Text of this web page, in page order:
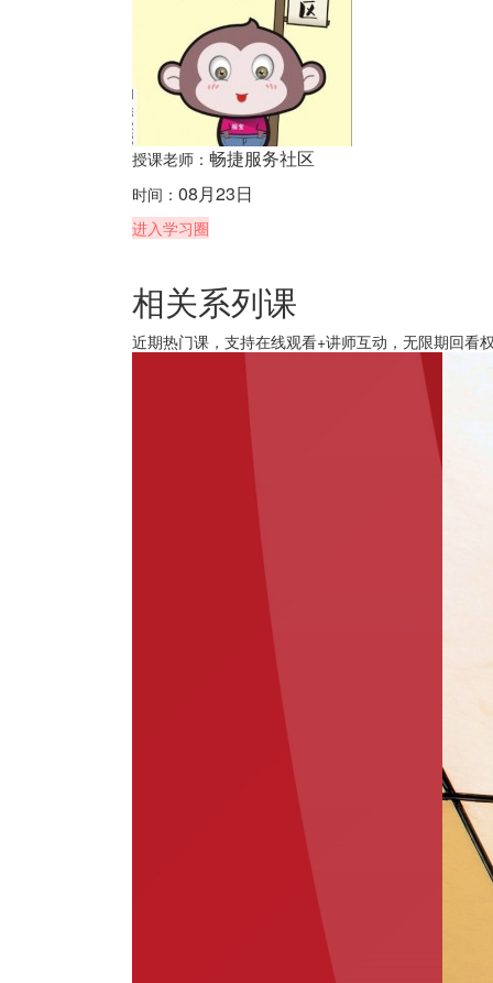
授课老师： 畅捷服务社区
时间： 08月23日
进入学习圈
相关系列课
近期热门课，支持在线观看+讲师互动，无限期回看